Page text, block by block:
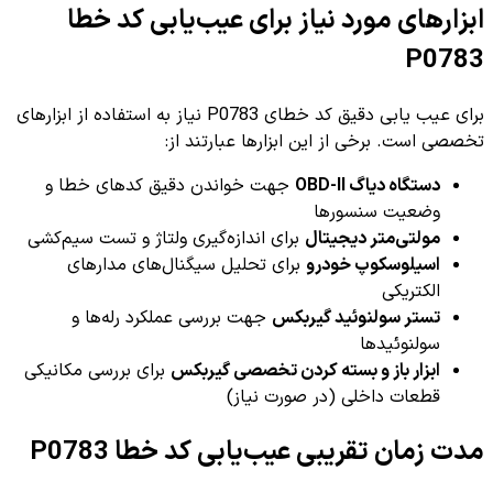
ابزارهای مورد نیاز برای عیب‌یابی کد خطا
P0783
برای عیب یابی دقیق کد خطای P0783 نیاز به استفاده از ابزارهای
تخصصی است. برخی از این ابزارها عبارتند از:
دستگاه دیاگ OBD-II
جهت خواندن دقیق کدهای خطا و
وضعیت سنسورها
مولتی‌متر دیجیتال برای اندازه‌گیری ولتاژ و تست سیم‌کشی
اسیلوسکوپ خودرو برای تحلیل سیگنال‌های مدارهای
الکتریکی
تستر سولنوئید گیربکس جهت بررسی عملکرد رله‌ها و
سولنوئیدها
ابزار باز و بسته کردن تخصصی گیربکس برای بررسی مکانیکی
قطعات داخلی (در صورت نیاز)
مدت زمان تقریبی عیب‌یابی کد خطا P0783